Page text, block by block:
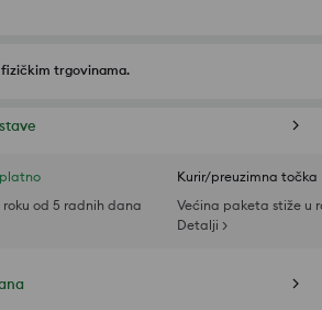
fizičkim trgovinama.
od 5 radnih dana
Kurir/preuzimna točka
Većina paketa stiže u
Detalji >